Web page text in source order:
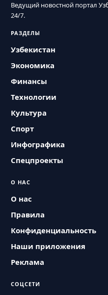
Ведущий новостной портал
24/7.
РАЗДЕЛЫ
Узбекистан
Экономика
Финансы
Технологии
Культура
Спорт
Инфографика
Спецпроекты
О НАС
О нас
Правила
Конфиденциальность
Наши приложения
Реклама
СОЦСЕТИ